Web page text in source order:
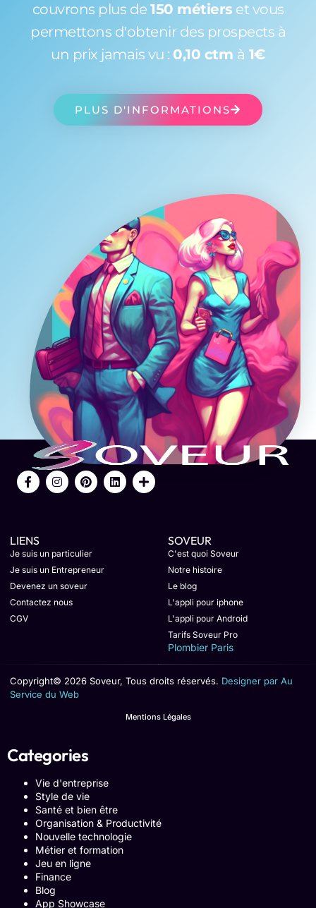
couvrons plus de 150 métiers et vous
permettons d'obtenir des prospects à
un prix jamais vu : 0,10 ctm à 1€
PLUS D'INFORMATIONS
LIENS
Je suis un particulier
Je suis un Entrepreneur
Devenez un soveur
Contactez nous
CGV
SOVEUR
C'est quoi Soveur
Notre histoire
Le blog
L'appli pour iphone
L'appli pour Android
Tarifs Soveur Pro
Plombier Paris
Copyright© 2026 Soveur, Tous droits réservés. Designer par Au
Service du Web
Mentions Légales
Categories
Vie d'entreprise
Style de vie
Santé et bien être
Organisation & Productivité
Nouvelle technologie
Métier et formation
Jeu en ligne
Finance
Blog
App Showcase